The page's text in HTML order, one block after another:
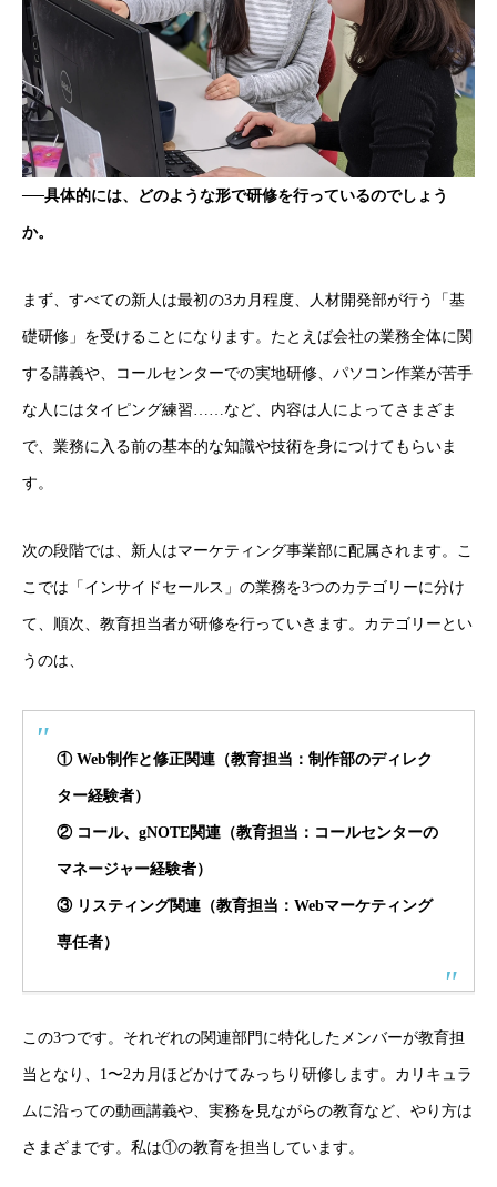
──具体的には、どのような形で研修を行っているのでしょう
か。
まず、すべての新人は最初の3カ月程度、人材開発部が行う「基
礎研修」を受けることになります。たとえば会社の業務全体に関
する講義や、コールセンターでの実地研修、パソコン作業が苦手
な人にはタイピング練習……など、内容は人によってさまざま
で、業務に入る前の基本的な知識や技術を身につけてもらいま
す。
次の段階では、新人はマーケティング事業部に配属されます。こ
こでは「インサイドセールス」の業務を3つのカテゴリーに分け
て、順次、教育担当者が研修を行っていきます。カテゴリーとい
うのは、
① Web制作と修正関連（教育担当：制作部のディレク
ター経験者）
② コール、gNOTE関連（教育担当：コールセンターの
マネージャー経験者）
③ リスティング関連（教育担当：Webマーケティング
専任者）
この3つです。それぞれの関連部門に特化したメンバーが教育担
当となり、1〜2カ月ほどかけてみっちり研修します。カリキュラ
ムに沿っての動画講義や、実務を見ながらの教育など、やり方は
さまざまです。私は①の教育を担当しています。